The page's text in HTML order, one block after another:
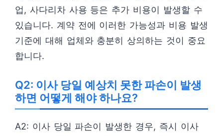
업, 사다리차 사용 등은 추가 비용이 발생할 수
있습니다. 계약 전에 이러한 가능성과 비용 발생
기준에 대해 업체와 충분히 상의하는 것이 중요
합니다.
Q2: 이사 당일 예상치 못한 파손이 발생
하면 어떻게 해야 하나요?
A2: 이사 당일 파손이 발생한 경우, 즉시 이사